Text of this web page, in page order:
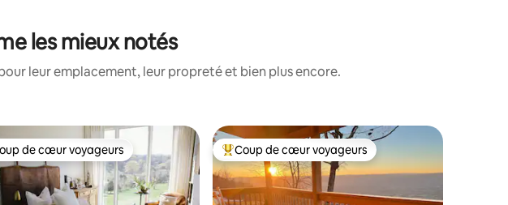
les mieux notés
leur emplacement, leur propreté et bien plus encore.
de cœur voyageurs les plus appréciés
de cœur voyageurs Coups de cœur voyageurs les plus appréciés
Coup de cœur voyageurs